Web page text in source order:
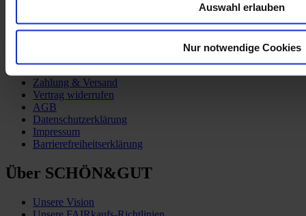
Auswahl erlauben
Nur notwendige Cookies
Zahlung & Versand
Vertrag widerrufen
AGB
Datenschutzerklärung
Impressum
Barrierefreiheitserklärung
Über SCHÖN&GUT
Unsere Vision